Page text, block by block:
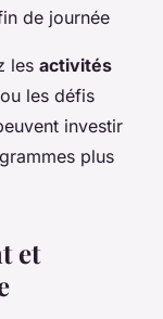
de journée
les activités
les défis
investir
plus
et